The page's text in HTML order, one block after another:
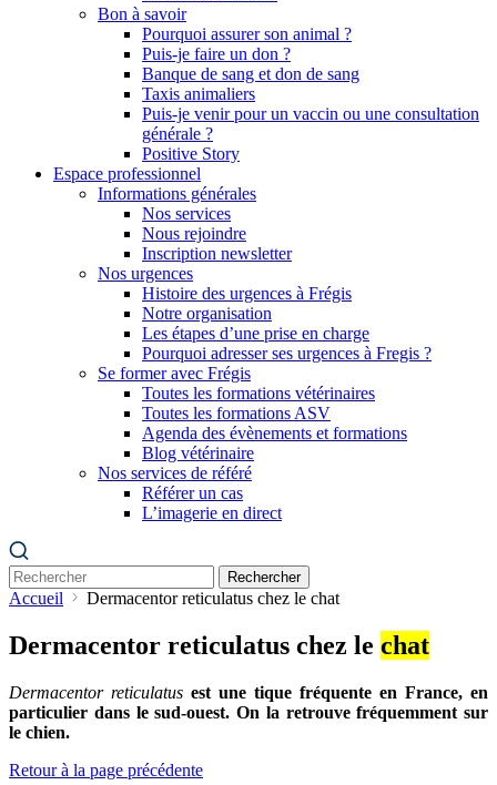
Bon à savoir
Pourquoi assurer son animal ?
Puis-je faire un don ?
Banque de sang et don de sang
Taxis animaliers
Puis-je venir pour un vaccin ou une consultation
générale ?
Positive Story
Espace professionnel
Informations générales
Nos services
Nous rejoindre
Inscription newsletter
Nos urgences
Histoire des urgences à Frégis
Notre organisation
Les étapes d’une prise en charge
Pourquoi adresser ses urgences à Fregis ?
Se former avec Frégis
Toutes les formations vétérinaires
Toutes les formations ASV
Agenda des évènements et formations
Blog vétérinaire
Nos services de référé
Référer un cas
L’imagerie en direct
Rechercher
Accueil Dermacentor reticulatus chez le chat
Dermacentor reticulatus chez le chat
Dermacentor reticulatus est une tique fréquente en France, en
particulier dans le sud-ouest. On la retrouve fréquemment sur
le chien.
Retour à la page précédente